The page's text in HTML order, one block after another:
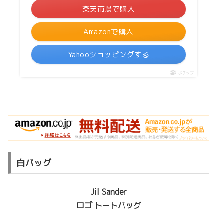
Amazonで購入
楽天市場で購入
Yahooショッピングする
ポチップ
白バッグ
Jil Sander
ロゴ トートバッグ